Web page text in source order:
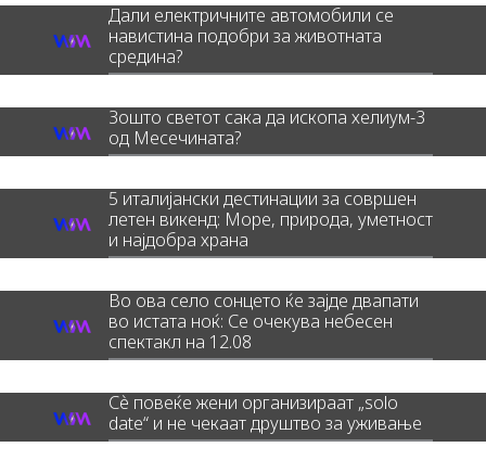
Дали електричните автомобили се
навистина подобри за животната
средина?
Зошто светот сака да ископа хелиум-3
од Месечината?
5 италијански дестинации за совршен
летен викенд: Море, природа, уметност
и најдобра храна
Во ова село сонцето ќе зајде двапати
во истата ноќ: Се очекува небесен
спектакл на 12.08
Сè повеќе жени организираат „solo
date“ и не чекаат друштво за уживање